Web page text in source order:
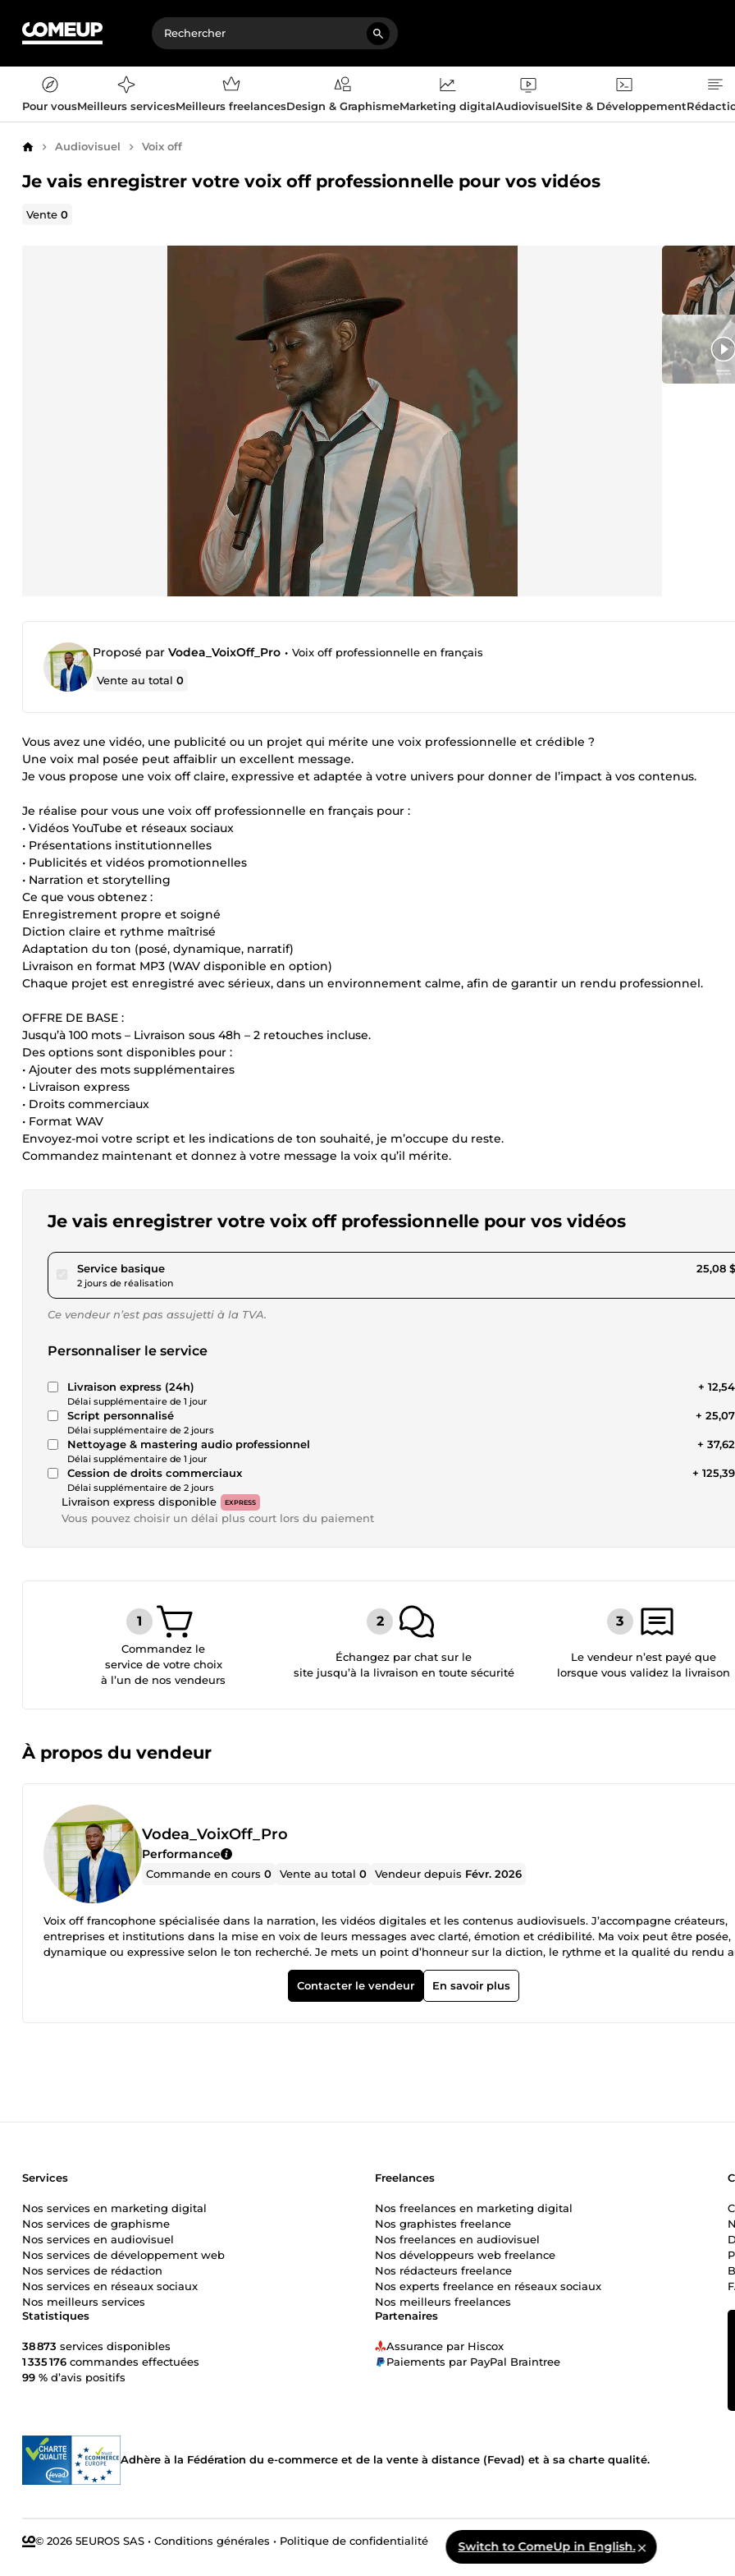
Pour vousMeilleurs servicesMeilleurs freelancesDesign & GraphismeMarketing digitalAudiovisuelSite & Développement
AccueilAudiovisuel Voix off
Je vais enregistrer votre voix off professionnelle pour vos vidéos
Vente0
Proposé par Vodea_VoixOff_Pro • Voix off professionnelle en français
Vente au total0
Vous avez une vidéo, une publicité ou un projet qui mérite une voix professionnelle et crédible ?
Une voix mal posée peut affaiblir un excellent message.
Je vous propose une voix off claire, expressive et adaptée à votre univers pour donner de l’impact à vos contenus.
Je réalise pour vous une voix off professionnelle en français pour :
• Vidéos YouTube et réseaux sociaux
• Présentations institutionnelles
• Publicités et vidéos promotionnelles
• Narration et storytelling
Ce que vous obtenez :
Enregistrement propre et soigné
Diction claire et rythme maîtrisé
Adaptation du ton (posé, dynamique, narratif)
Livraison en format MP3 (WAV disponible en option)
Chaque projet est enregistré avec sérieux, dans un environnement calme, afin de garantir un rendu professionnel.
OFFRE DE BASE :
Jusqu’à 100 mots – Livraison sous 48h – 2 retouches incluse.
Des options sont disponibles pour :
• Ajouter des mots supplémentaires
• Livraison express
• Droits commerciaux
• Format WAV
Envoyez-moi votre script et les indications de ton souhaité, je m’occupe du reste.
Commandez maintenant et donnez à votre message la voix qu’il mérite.
Je vais enregistrer votre voix off professionnelle pour vos vidéos
Service basiquepour 23,11 $US
2 jours de réalisation
25,08
Ce vendeur n’est pas assujetti à la TVA.
Personnaliser le service
Livraison express (24h)
Délai supplémentaire de 1 jour
+
Script personnalisé
Délai supplémentaire de 2 jours
+
Nettoyage & mastering audio professionnel
Délai supplémentaire de 1 jour
+
Cession de droits commerciaux
Délai supplémentaire de 2 jours
+
Livraison express disponible EXPRESS
Vous pouvez choisir un délai plus court lors du paiement
Commandez le
service de votre choix
à l’un de nos vendeurs
Échangez par chat sur le
site jusqu’à la livraison en toute sécurité
Le vendeur n’est payé que
lorsque vous validez la livraison
À propos du vendeur
Vodea_VoixOff_Pro
Performance
Commande en cours0 Vente au total0 Vendeur depuis Févr. 2026
Voix off francophone spécialisée dans la narration, les vidéos digitales et les contenus audiovisuels. J’accompagne créateurs,
entreprises et institutions dans la mise en voix de leurs messages avec clarté, émotion et crédibilité. Ma voix peut être posée,
dynamique ou expressive selon le ton recherché. Je mets un point d’honneur sur la diction, le rythme et la qualité du rendu
Son propre Délais respectés Satisfaction client prioritaire
Contacter le vendeur
En savoir plus
Switch to ComeUp in English.
Partenaires
Assurance par Hiscox
Paiements par PayPal Braintree
Statistiques
38 873 services disponibles
1 335 176 commandes effectuées
99 % d’avis positifs
Services
Nos services en marketing digital
Nos services de graphisme
Nos services en audiovisuel
Nos services de développement web
Nos services de rédaction
Nos services en réseaux sociaux
Nos meilleurs services
Freelances
Nos freelances en marketing digital
Nos graphistes freelance
Nos freelances en audiovisuel
Nos développeurs web freelance
Nos rédacteurs freelance
Nos experts freelance en réseaux sociaux
Nos meilleurs freelances
Adhère à la Fédération du e-commerce et de la vente à distance (Fevad) et à sa charte qualité.
© 2026 5EUROS SAS • Conditions générales • Politique de confidentialité